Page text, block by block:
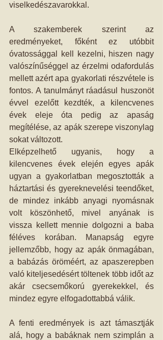
viselkedészavarokkal.
A szakemberek szerint az
eredményeket, főként ez utóbbit
óvatossággal kell kezelni, hiszen nagy
valószínűséggel az érzelmi odafordulás
mellett azért apa gyakorlati részvétele is
fontos. A tanulmányt ráadásul huszonöt
évvel ezelőtt kezdték, a kilencvenes
évek eleje óta pedig az apaság
megítélése, az apák szerepe viszonylag
sokat változott.
Elképzelhető ugyanis, hogy a
kilencvenes évek elején egyes apák
ugyan a gyakorlatban megosztották a
háztartási és gyereknevelési teendőket,
de mindez inkább anyagi nyomásnak
volt köszönhető, mivel anyának is
vissza kellett mennie dolgozni a baba
féléves korában. Manapság egyre
jellemzőbb, hogy az apák önmagában,
a babázás öröméért, az apaszerepben
való kiteljesedésért töltenek több időt az
akár csecsemőkorú gyerekekkel, és
mindez egyre elfogadottabbá válik.
A fenti eredmények is azt támasztják
alá, hogy a babáknak nem szimplán a